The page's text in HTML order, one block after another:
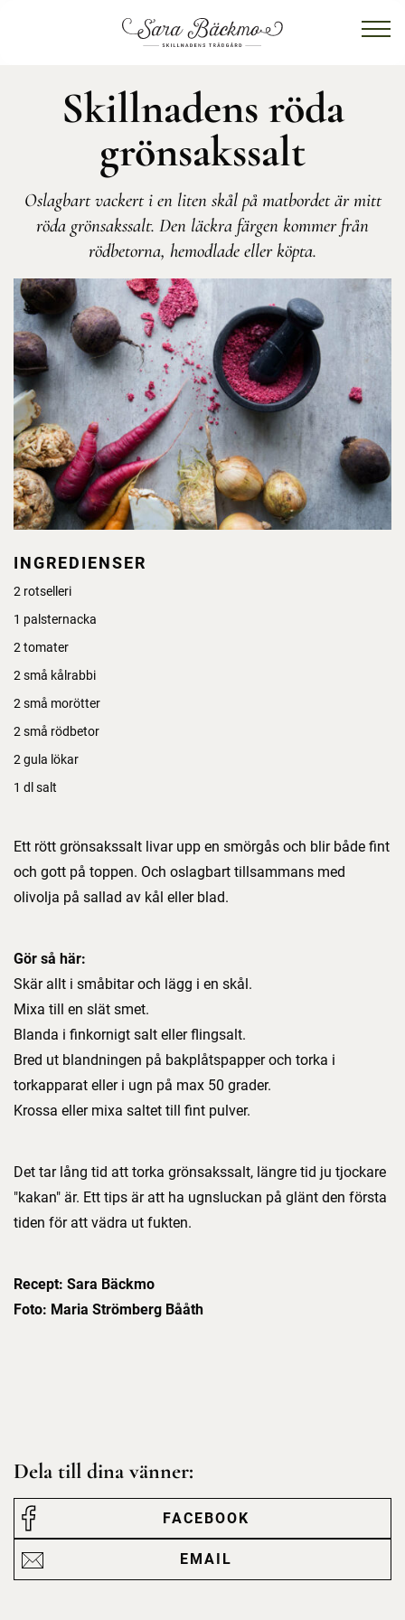
Skillnadens röda
grönsakssalt
Oslagbart vackert i en liten skål på matbordet är mitt
röda grönsakssalt. Den läckra färgen kommer från
rödbetorna, hemodlade eller köpta.
INGREDIENSER
2 rotselleri
1 palsternacka
2 tomater
2 små kålrabbi
2 små morötter
2 små rödbetor
2 gula lökar
1 dl salt
Ett rött grönsakssalt livar upp en smörgås och blir både fint
och gott på toppen. Och oslagbart tillsammans med
olivolja på sallad av kål eller blad.
Gör så här:
Skär allt i småbitar och lägg i en skål.
Mixa till en slät smet.
Blanda i finkornigt salt eller flingsalt.
Bred ut blandningen på bakplåtspapper och torka i
torkapparat eller i ugn på max 50 grader.
Krossa eller mixa saltet till fint pulver.
Det tar lång tid att torka grönsakssalt, längre tid ju tjockare
"kakan" är. Ett tips är att ha ugnsluckan på glänt den första
tiden för att vädra ut fukten.
Recept: Sara Bäckmo
Foto: Maria Strömberg Bååth
Dela till dina vänner:
FACEBOOK
EMAIL